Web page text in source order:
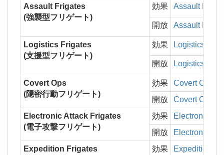
Assault Frigates
(強襲型フリゲート)
効果 Assault
開放 Assault
Logistics Frigates
(支援型フリゲート)
効果 Logistics
開放 Logistics
Covert Ops
(隠密行動フリゲート)
効果 Covert Ops
開放
Covert Ops
Electronic Attack Frigates
(電子攻撃フリゲート)
効果
Electronic
開放
Electronic
Expedition Frigates
効果 Expedition